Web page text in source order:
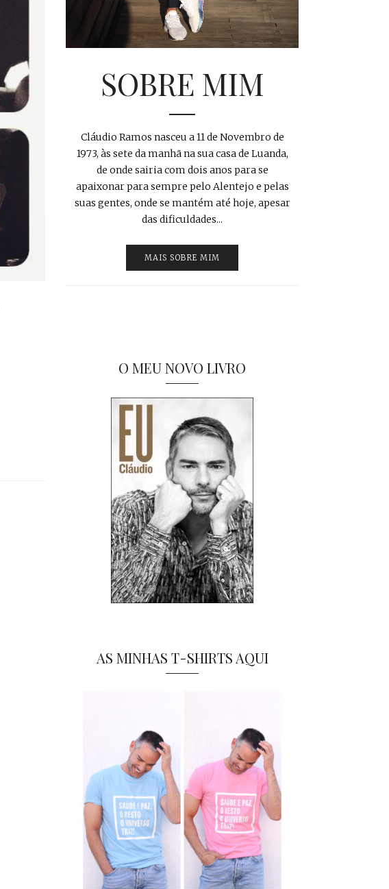
SOBRE MIM
Cláudio Ramos nasceu a 11 de Novembro de
1973, às sete da manhã na sua casa de Luanda,
de onde sairia com dois anos para se
apaixonar para sempre pelo Alentejo e pelas
suas gentes, onde se mantém até hoje, apesar
das dificuldades...
MAIS SOBRE MIM
O MEU NOVO LIVRO
AS MINHAS T-SHIRTS AQUI